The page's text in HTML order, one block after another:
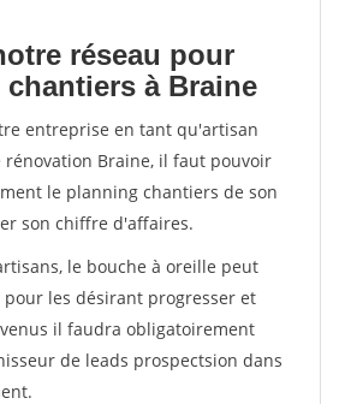
réseau pour
à Braine
entreprise en tant qu'artisan
rénovation Braine, il faut pouvoir
le planning chantiers de son
son chiffre d'affaires.
le bouche à oreille peut
les désirant progresser et
il faudra obligatoirement
de leads prospectsion dans